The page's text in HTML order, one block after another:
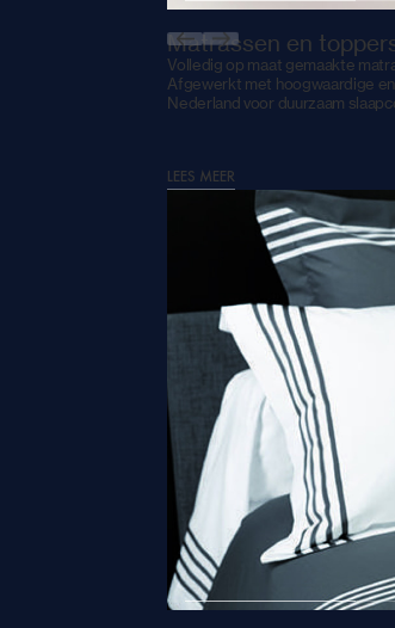
Matrassen en
Volledig op maat gemaakte
Afgewerkt met hoogwaardige
Nederland voor duurzaam
LEES MEER